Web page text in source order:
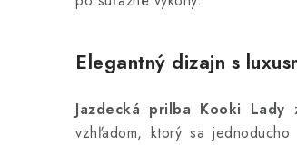
Elegantný dizajn s
Jazdecká prilba Kooki Lady
vzhľadom, ktorý sa jednoducho